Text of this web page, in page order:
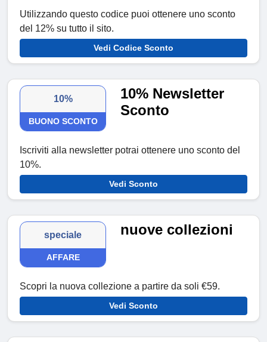
Utilizzando questo codice puoi ottenere uno sconto
del 12% su tutto il sito.
Vedi Codice Sconto
10%
BUONO SCONTO
10% Newsletter
Sconto
Iscriviti alla newsletter potrai ottenere uno sconto del
10%.
Vedi Sconto
speciale
AFFARE
nuove collezioni
Scopri la nuova collezione a partire da soli €59.
Vedi Sconto